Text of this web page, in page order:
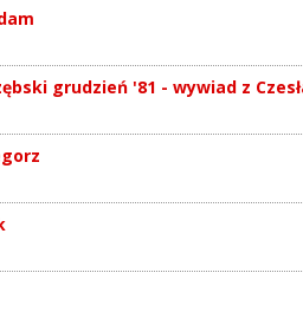
grudzień '81 - wywiad z